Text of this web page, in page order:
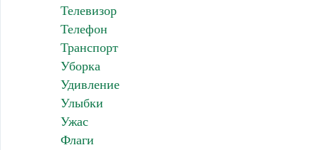
Телевизор
Телефон
Транспорт
Уборка
Удивление
Улыбки
Ужас
Флаги